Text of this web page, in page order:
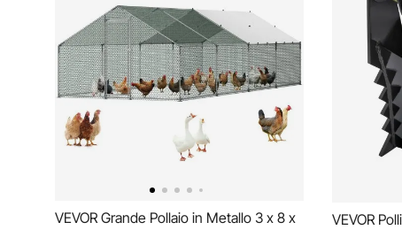
VEVOR Grande Pollaio in Metallo 3 x 8 x
VEVOR